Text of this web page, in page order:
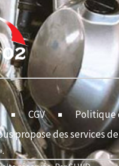
CGV
Politique
propose des services